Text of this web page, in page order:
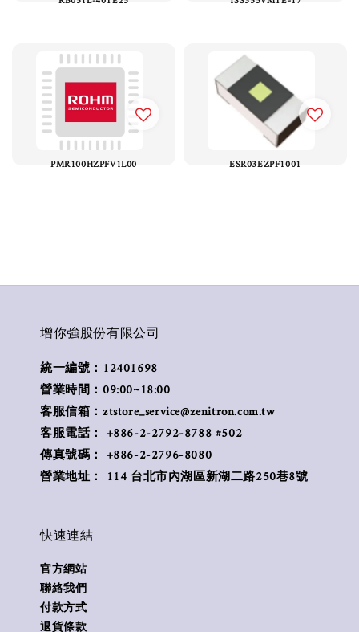
PMR100HZPFV1L00 ESR03EZPF1001
增你強股份有限公司
統一編號：12401698
營業時間：09:00~18:00
客服信箱：ztstore_service@zenitron.com.tw
客服電話： +886-2-2792-8788 #502
傳真號碼： +886-2-2796-8080
營業地址： 114 台北市內湖區新湖二路250巷8號
快速連結
官方網站
聯絡我們
付款方式
退貨條款